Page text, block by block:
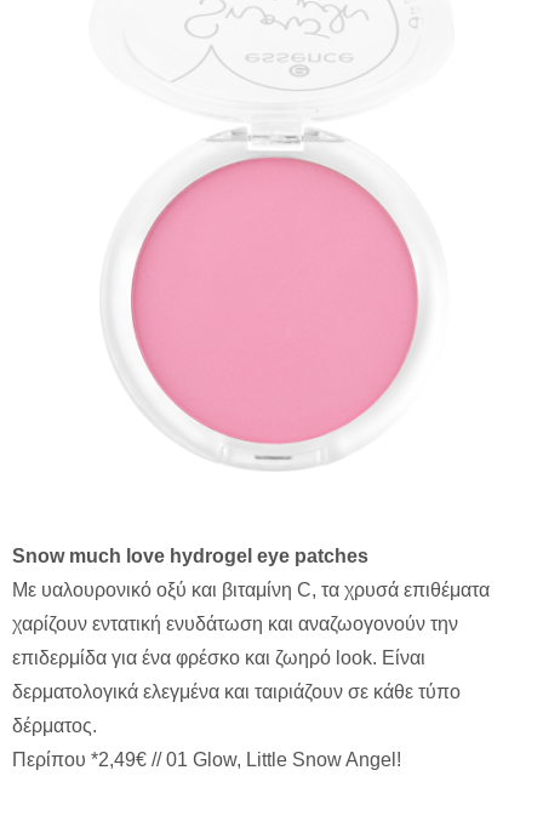
Snow much love hydrogel eye patches
Με υαλουρονικό οξύ και βιταμίνη C, τα χρυσά επιθέματα
χαρίζουν εντατική ενυδάτωση και αναζωογονούν την
επιδερμίδα για ένα φρέσκο και ζωηρό look. Είναι
δερματολογικά ελεγμένα και ταιριάζουν σε κάθε τύπο
δέρματος.
Περίπου *2,49€ // 01 Glow, Little Snow Angel!